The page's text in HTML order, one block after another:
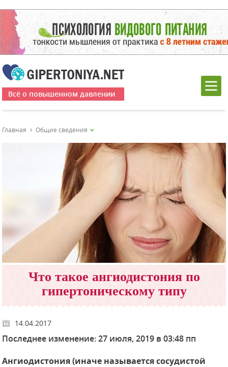
Всё о повышенном давлении
Главная Общие сведения
Что такое ангиодистония по
гипертоническому типу
14.04.2017
Последнее изменение: 27 июля, 2019 в 03:48 пп
Ангиодистония (иначе называется сосудистой